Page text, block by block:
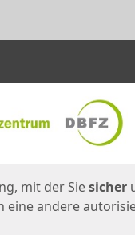
mit der Siesicher
eine andere